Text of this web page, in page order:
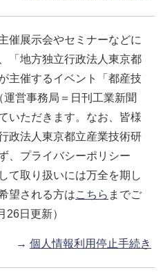
催展示会やセミナーなどに
「地方独立行政法人東京都
主催するイベント「都産技
営事務局＝日刊工業新聞
いただきます。なお、皆様
政法人東京都立産業技術研
、プライバシーポリシー
て取り扱いには万全を期し
望される方はこちら までご
日更新）
→ 個人情報利用停止手続き